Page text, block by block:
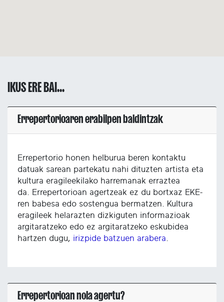
IKUS ERE BAI...
Errepertorioaren erabilpen baldintzak
Errepertorio honen helburua beren kontaktu
datuak sarean partekatu nahi dituzten artista eta
kultura eragileekilako harremanak erraztea
da. Errepertorioan agertzeak ez du bortxaz EKE-
ren babesa edo sostengua bermatzen. Kultura
eragileek helarazten dizkiguten informazioak
argitaratzeko edo ez argitaratzeko eskubidea
hartzen dugu, irizpide batzuen arabera
Errepertorioan nola agertu?